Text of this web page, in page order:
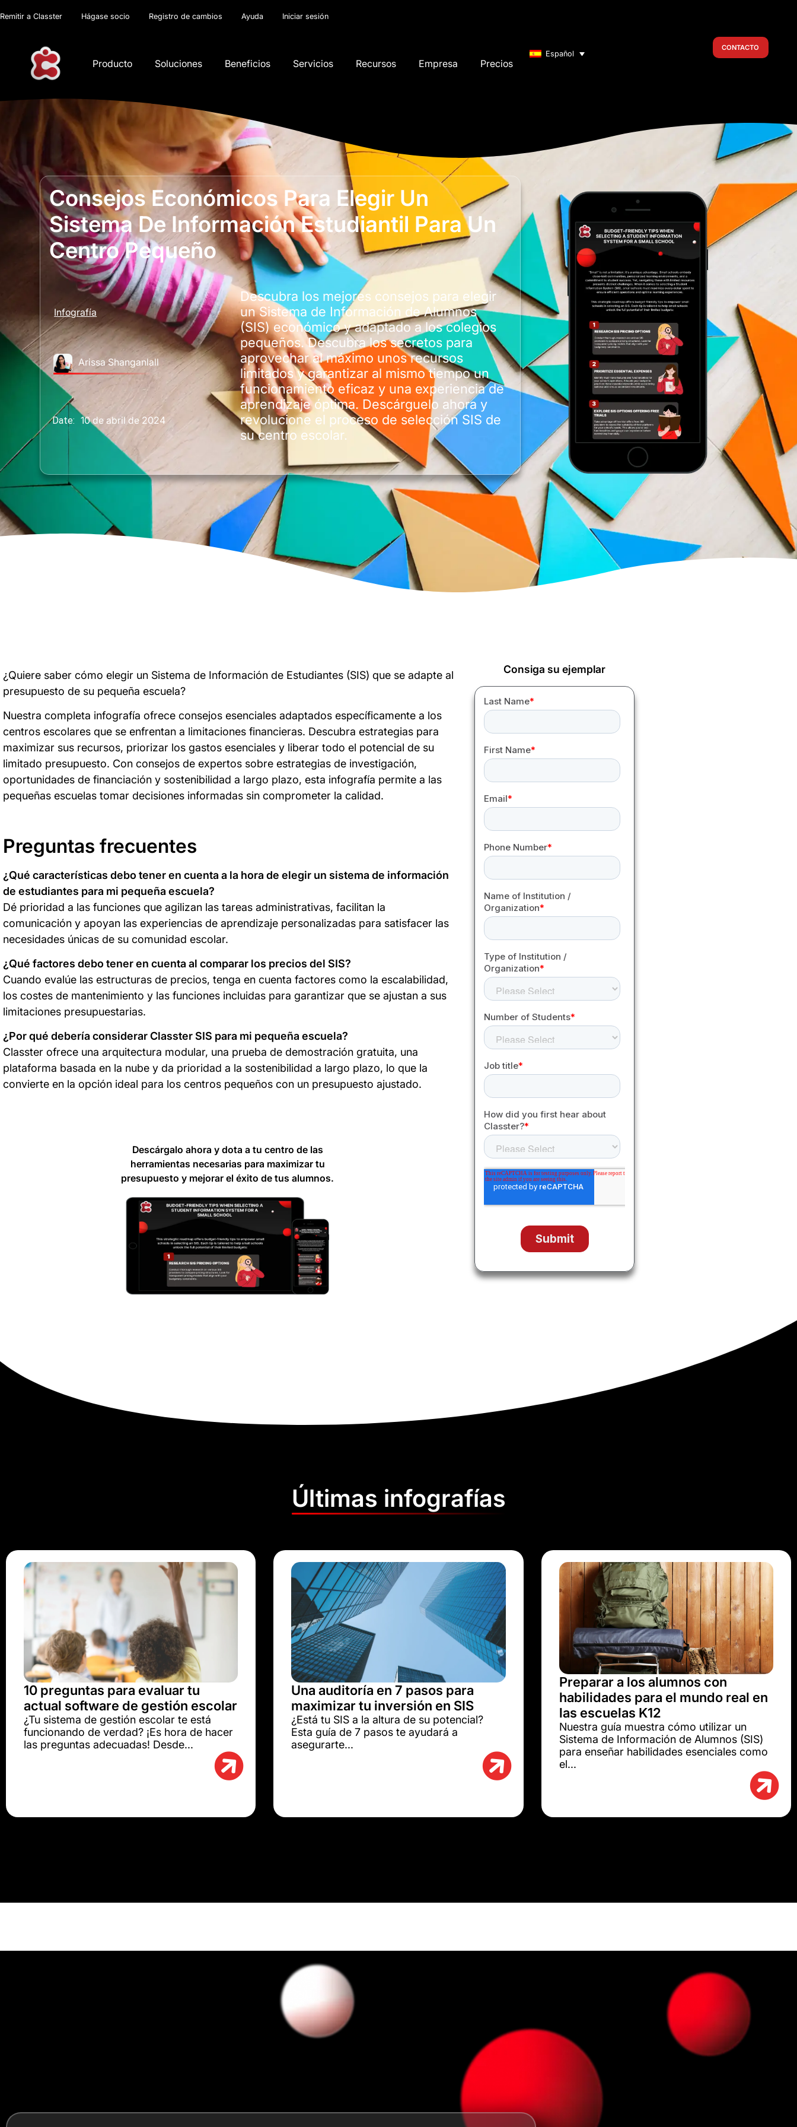
Remitir a Classter Hágase socio Registro de cambios Ayuda Iniciar sesión
Producto Soluciones Beneficios Servicios Recursos Empresa Precios
Español
CONTACTO
Consejos Económicos Para Elegir Un
Sistema De Información Estudiantil Para Un
Centro Pequeño
Infografía
Arissa Shanganlall
Date: 10 de abril de 2024
Descubra los mejores consejos para elegir
un Sistema de Información de Alumnos
(SIS) económico y adaptado a los colegios
pequeños. Descubra los secretos para
aprovechar al máximo unos recursos
limitados y garantizar al mismo tiempo un
funcionamiento eficaz y una experiencia de
aprendizaje óptima. Descárguelo ahora y
revolucione el proceso de selección SIS de
su centro escolar.
¿Quiere saber cómo elegir un Sistema de Información de Estudiantes (SIS) que se adapte al
presupuesto de su pequeña escuela?
Nuestra completa infografía ofrece consejos esenciales adaptados específicamente a los
centros escolares que se enfrentan a limitaciones financieras. Descubra estrategias para
maximizar sus recursos, priorizar los gastos esenciales y liberar todo el potencial de su
limitado presupuesto. Con consejos de expertos sobre estrategias de investigación,
oportunidades de financiación y sostenibilidad a largo plazo, esta infografía permite a las
pequeñas escuelas tomar decisiones informadas sin comprometer la calidad.
Preguntas frecuentes
¿Qué características debo tener en cuenta a la hora de elegir un sistema de información
de estudiantes para mi pequeña escuela?
Dé prioridad a las funciones que agilizan las tareas administrativas, facilitan la
comunicación y apoyan las experiencias de aprendizaje personalizadas para satisfacer las
necesidades únicas de su comunidad escolar.
¿Qué factores debo tener en cuenta al comparar los precios del SIS?
Cuando evalúe las estructuras de precios, tenga en cuenta factores como la escalabilidad,
los costes de mantenimiento y las funciones incluidas para garantizar que se ajustan a sus
limitaciones presupuestarias.
¿Por qué debería considerar Classter SIS para mi pequeña escuela?
Classter ofrece una arquitectura modular, una prueba de demostración gratuita, una
plataforma basada en la nube y da prioridad a la sostenibilidad a largo plazo, lo que la
convierte en la opción ideal para los centros pequeños con un presupuesto ajustado.
Descárgalo ahora y dota a tu centro de las
herramientas necesarias para maximizar tu
presupuesto y mejorar el éxito de tus alumnos.
Consiga su ejemplar
Últimas infografías
10 preguntas para evaluar tu
actual software de gestión escolar
¿Tu sistema de gestión escolar te está
funcionando de verdad? ¡Es hora de hacer
las preguntas adecuadas! Desde...
Una auditoría en 7 pasos para
maximizar tu inversión en SIS
¿Está tu SIS a la altura de su potencial?
Esta guía de 7 pasos te ayudará a
asegurarte...
Preparar a los alumnos con
habilidades para el mundo real en
las escuelas K12
Nuestra guía muestra cómo utilizar un
Sistema de Información de Alumnos (SIS)
para enseñar habilidades esenciales como
el...